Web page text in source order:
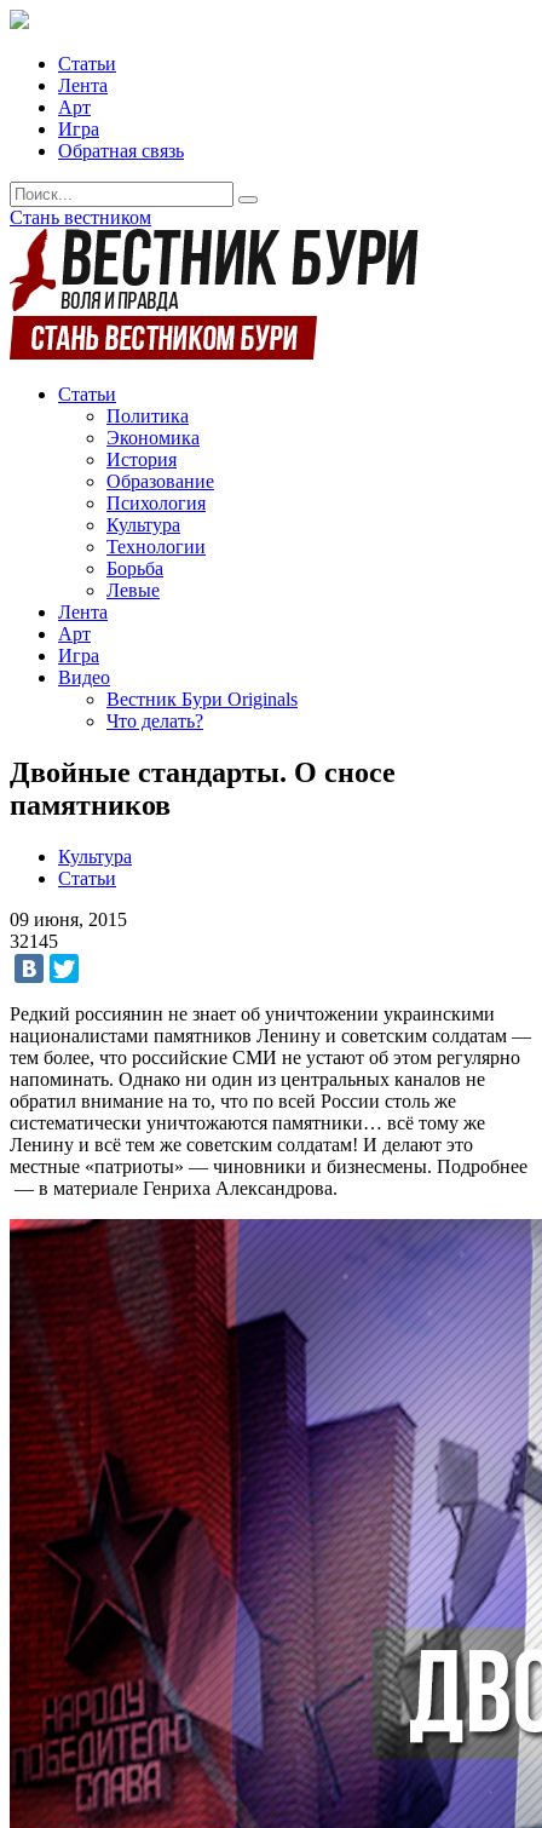
Статьи
Лента
Арт
Игра
Обратная связь
Стань вестником
Статьи
Политика
Экономика
История
Образование
Психология
Культура
Технологии
Борьба
Левые
Лента
Арт
Игра
Видео
Вестник Бури Originals
Что делать?
Двойные стандарты. О сносе
памятников
Культура
Статьи
09 июня, 2015
32145
Редкий россиянин не знает об уничтожении украинскими
националистами памятников Ленину и советским солдатам —
тем более, что российские СМИ не устают об этом регулярно
напоминать. Однако ни один из центральных каналов не
обратил внимание на то, что по всей России столь же
систематически уничтожаются памятники… всё тому же
Ленину и всё тем же советским солдатам! И делают это
местные «патриоты» — чиновники и бизнесмены. Подробнее
— в материале Генриха Александрова.